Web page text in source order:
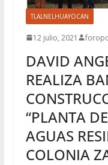
TLALNELHUAYOCAN
12 julio, 2021
DAVID
REALIZA
“PLANTA
AGUAS
COLONIA